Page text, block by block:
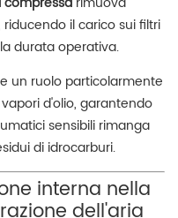
il carico sui filtri
durata operativa.
un ruolo particolarmente
d'olio, garantendo
sensibili rimanga
di idrocarburi.
interna nella
dell'aria